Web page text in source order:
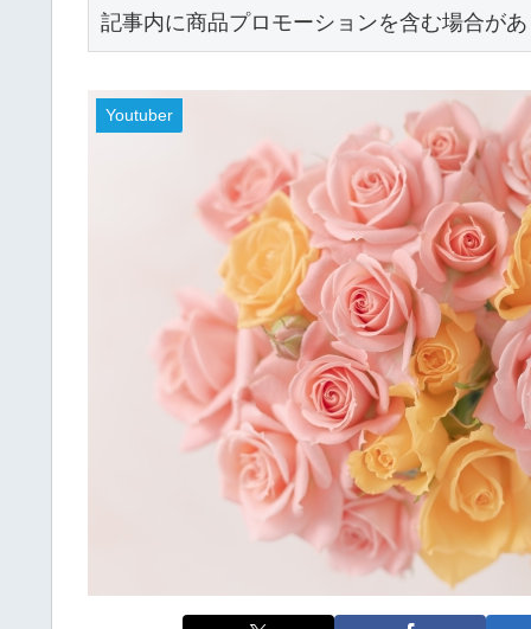
記事内に商品プロモーションを含む場合が
Youtuber